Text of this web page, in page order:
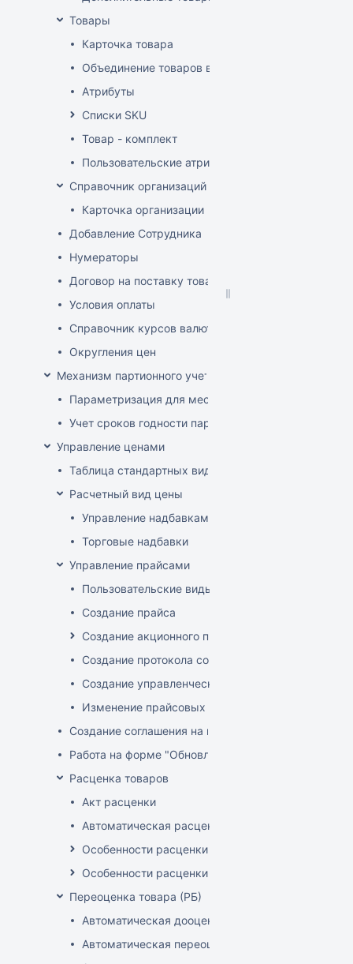
Товары
Карточка товара
Объединение товаров в один (Слияние товаров)
Атрибуты
Списки SKU
Товар - комплект
Пользовательские атрибуты
Справочник организаций
Карточка организации
Добавление Сотрудника
Нумераторы
Договор на поставку товаров (форма)
Условия оплаты
Справочник курсов валют
Округления цен
Механизм партионного учета
Параметризация для места хранения механизма
Учет сроков годности партий
Управление ценами
Таблица стандартных видов цен
Расчетный вид цены
Управление надбавками
Торговые надбавки
Управление прайсами
Пользовательские виды цен
Создание прайса
Создание акционного прайса
Создание протокола согласования цен
Создание управленческого прайса
Изменение прайсовых цен
Создание соглашения на поставку
Работа на форме "Обновление розничных цен"
Расценка товаров
Акт расценки
Автоматическая расценка при проведении
Особенности расценки в РБ
Особенности расценки РФ
Переоценка товара (РБ)
Автоматическая дооценка товаров
Автоматическая переоценка акционного товара